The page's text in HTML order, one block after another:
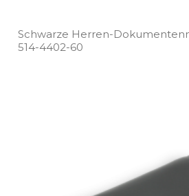
Schwarze Herren­-
514­-4402­-60